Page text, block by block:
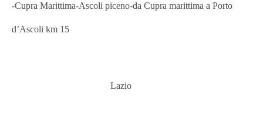
-Cupra Marittima-Ascoli piceno-da Cupra marittima a Porto
d’Ascoli km 15
Lazio